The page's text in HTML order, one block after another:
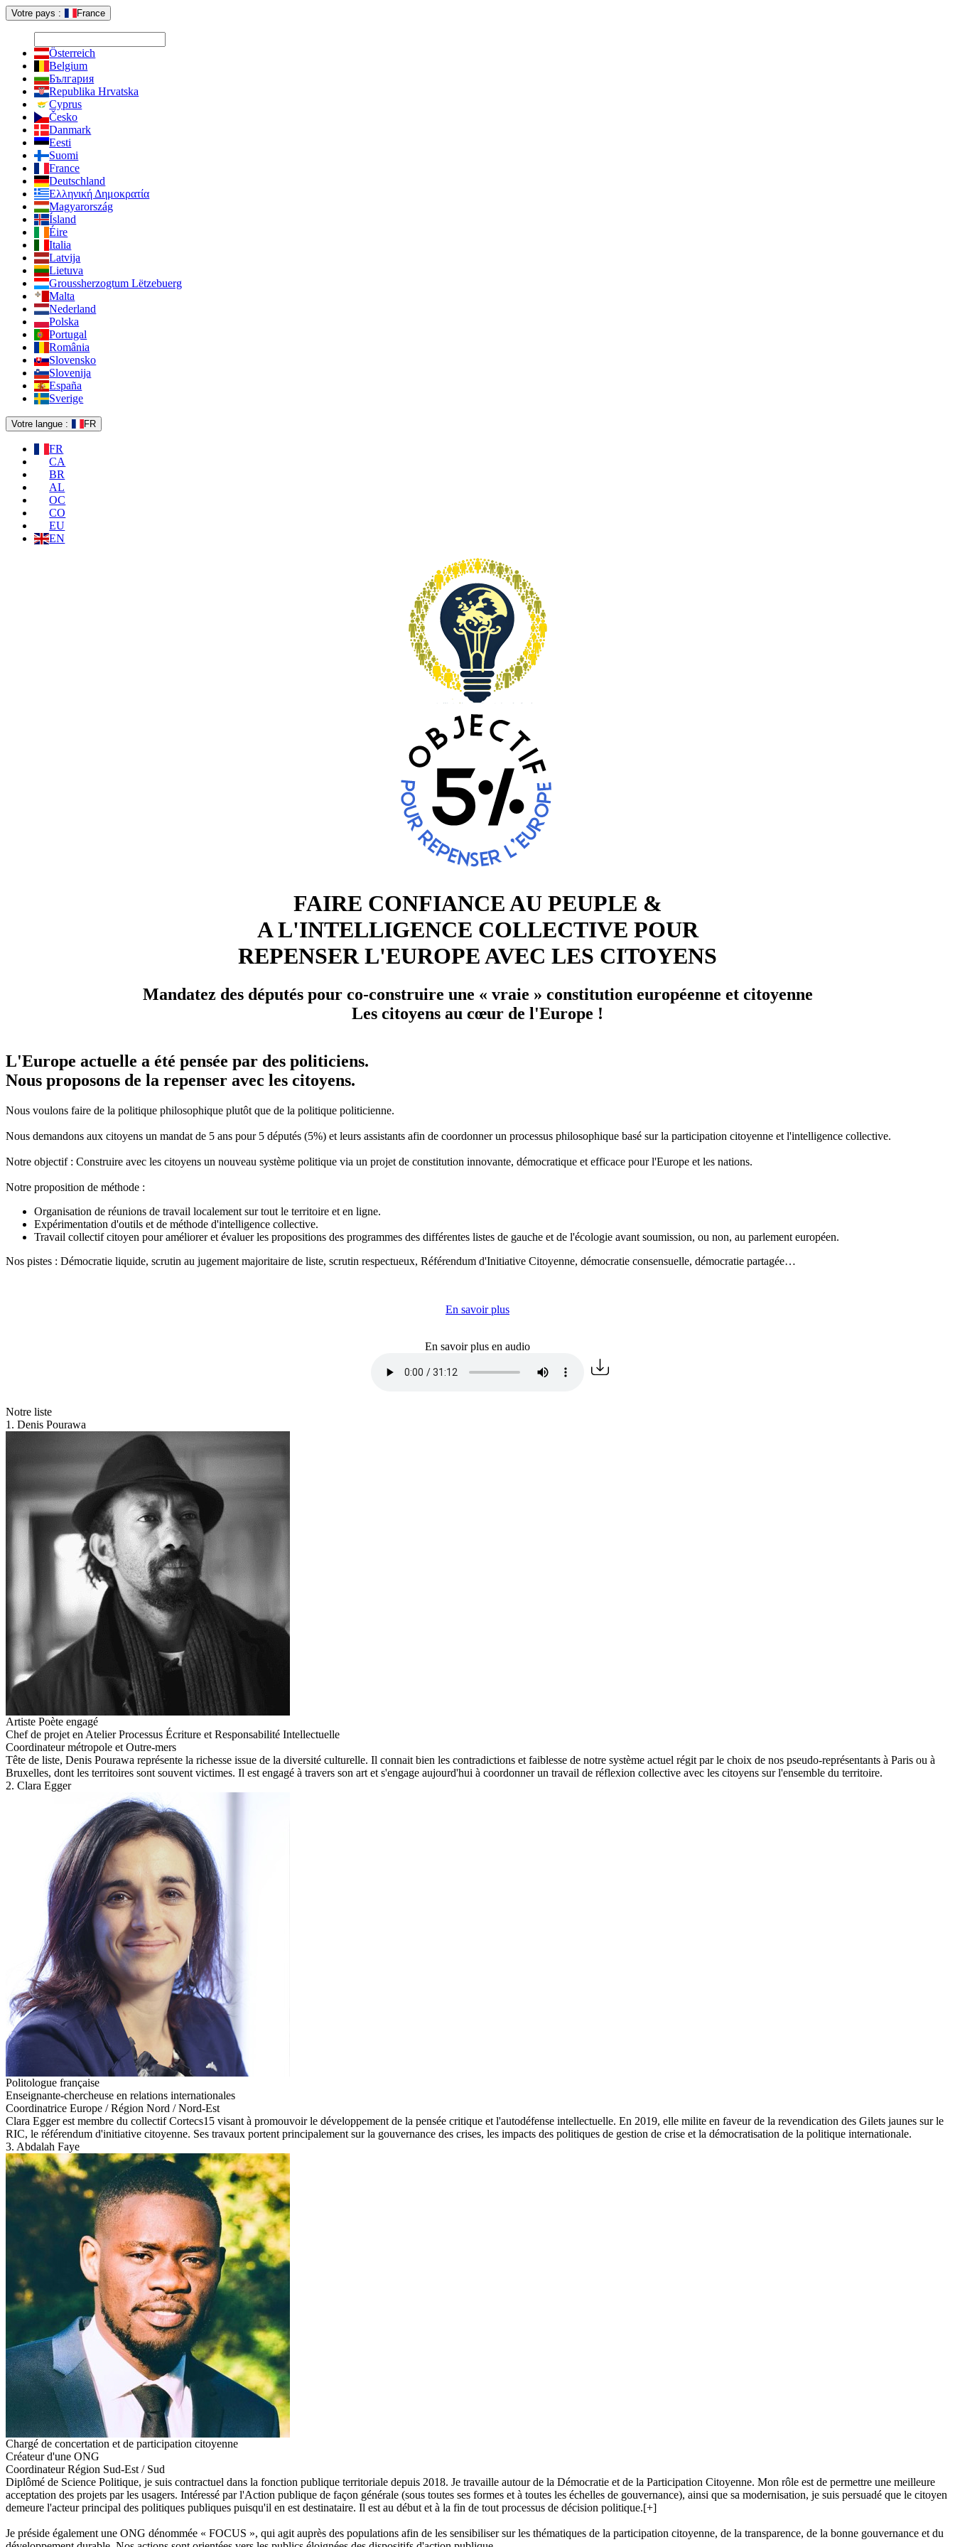
Votre pays : France
Österreich
Belgium
България
Republika Hrvatska
Cyprus
Česko
Danmark
Eesti
Suomi
France
Deutschland
Ελληνική Δημοκρατία
Magyarország
Ísland
Éire
Italia
Latvija
Lietuva
Groussherzogtum Lëtzebuerg
Malta
Nederland
Polska
Portugal
România
Slovensko
Slovenija
España
Sverige
Votre langue : FR
FR
CA
BR
AL
OC
CO
EU
EN
FAIRE CONFIANCE AU PEUPLE &
A L'INTELLIGENCE COLLECTIVE POUR
REPENSER L'EUROPE AVEC LES CITOYENS
Mandatez des députés pour co-construire une « vraie » constitution européenne et citoyenne
Les citoyens au cœur de l'Europe !
L'Europe actuelle a été pensée par des politiciens.
Nous proposons de la repenser avec les citoyens.
Nous voulons faire de la politique philosophique plutôt que de la politique politicienne.
Nous demandons aux citoyens un mandat de 5 ans pour 5 députés (5%) et leurs assistants afin de coordonner un processus philosophique basé sur la participation citoyenne et l'intelligence collective.
Notre objectif : Construire avec les citoyens un nouveau système politique via un projet de constitution innovante, démocratique et efficace pour l'Europe et les nations.
Notre proposition de méthode :
Organisation de réunions de travail localement sur tout le territoire et en ligne.
Expérimentation d'outils et de méthode d'intelligence collective.
Travail collectif citoyen pour améliorer et évaluer les propositions des programmes des différentes listes de gauche et de l'écologie avant soumission, ou non, au parlement européen.
Nos pistes : Démocratie liquide, scrutin au jugement majoritaire de liste, scrutin respectueux, Référendum d'Initiative Citoyenne, démocratie consensuelle, démocratie partagée…
En savoir plus
En savoir plus en audio
Notre liste
1. Denis Pourawa
Artiste Poète engagé
Chef de projet en Atelier Processus Écriture et Responsabilité Intellectuelle
Coordinateur métropole et Outre-mers
Tête de liste, Denis Pourawa représente la richesse issue de la diversité culturelle. Il connait bien les contradictions et faiblesse de notre système actuel régit par le choix de nos pseudo-représentants à Paris ou à
Bruxelles, dont les territoires sont souvent victimes. Il est engagé à travers son art et s'engage aujourd'hui à coordonner un travail de réflexion collective avec les citoyens sur l'ensemble du territoire.
2. Clara Egger
Politologue française
Enseignante-chercheuse en relations internationales
Coordinatrice Europe / Région Nord / Nord-Est
Clara Egger est membre du collectif Cortecs15 visant à promouvoir le développement de la pensée critique et l'autodéfense intellectuelle. En 2019, elle milite en faveur de la revendication des Gilets jaunes sur le
RIC, le référendum d'initiative citoyenne. Ses travaux portent principalement sur la gouvernance des crises, les impacts des politiques de gestion de crise et la démocratisation de la politique internationale.
3. Abdalah Faye
Chargé de concertation et de participation citoyenne
Créateur d'une ONG
Coordinateur Région Sud-Est / Sud
Diplômé de Science Politique, je suis contractuel dans la fonction publique territoriale depuis 2018. Je travaille autour de la Démocratie et de la Participation Citoyenne. Mon rôle est de permettre une meilleure
acceptation des projets par les usagers. Intéressé par l'Action publique de façon générale (sous toutes ses formes et à toutes les échelles de gouvernance), ainsi que sa modernisation, je suis persuadé que le citoyen
demeure l'acteur principal des politiques publiques puisqu'il en est destinataire. Il est au début et à la fin de tout processus de décision politique.[+]
Je préside également une ONG dénommée « FOCUS », qui agit auprès des populations afin de les sensibiliser sur les thématiques de la participation citoyenne, de la transparence, de la bonne gouvernance et du